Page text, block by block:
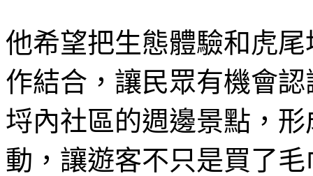
他希望把生態體驗和虎
作結合，讓民眾有機會
埒內社區的週邊景點，
動，讓遊客不只是買了